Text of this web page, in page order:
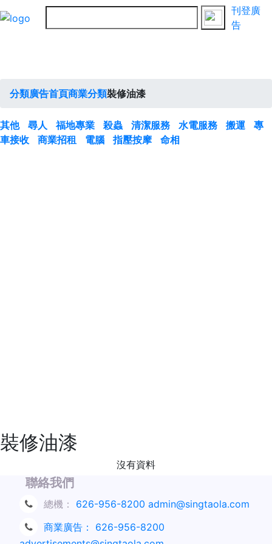
刊登廣
告
分類廣告首頁商業分類裝修油漆
其他 尋人 福地專業 殺蟲 清潔服務 水電服務 搬運
專
車接收
商業招租 電腦 指壓按摩 命相
裝修油漆
沒有資料
聯絡我們
總機： 626-956-8200 admin@singtaola.com
商業廣告：
626-956-8200